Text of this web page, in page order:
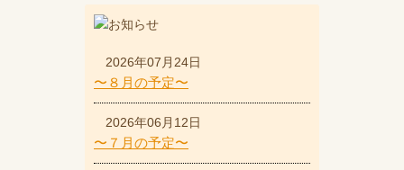
2026年07月24日
〜８月の予定〜
2026年06月12日
〜７月の予定〜